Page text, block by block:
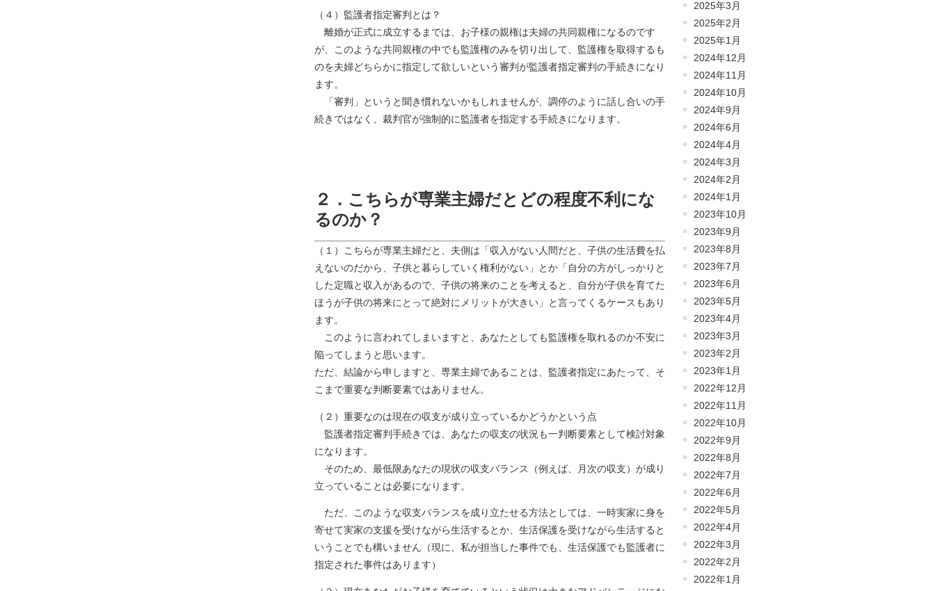
（４）監護者指定審判とは？
離婚が正式に成立するまでは、お子様の親権は夫婦の共同親権になるのです
が、このような共同親権の中でも監護権のみを切り出して、監護権を取得するも
のを夫婦どちらかに指定して欲しいという審判が監護者指定審判の手続きになり
ます。
「審判」というと聞き慣れないかもしれませんが、調停のように話し合いの手
続きではなく、裁判官が強制的に監護者を指定する手続きになります。
２．こちらが専業主婦だとどの程度不利にな
るのか？
（１）こちらが専業主婦だと、夫側は「収入がない人間だと、子供の生活費を払
えないのだから、子供と暮らしていく権利がない」とか「自分の方がしっかりと
した定職と収入があるので、子供の将来のことを考えると、自分が子供を育てた
ほうが子供の将来にとって絶対にメリットが大きい」と言ってくるケースもあり
ます。
このように言われてしまいますと、あなたとしても監護権を取れるのか不安に
陥ってしまうと思います。
ただ、結論から申しますと、専業主婦であることは、監護者指定にあたって、そ
こまで重要な判断要素ではありません。
（２）重要なのは現在の収支が成り立っているかどうかという点
監護者指定審判手続きでは、あなたの収支の状況も一判断要素として検討対象
になります。
そのため、最低限あなたの現状の収支バランス（例えば、月次の収支）が成り
立っていることは必要になります。
ただ、このような収支バランスを成り立たせる方法としては、一時実家に身を
寄せて実家の支援を受けながら生活するとか、生活保護を受けながら生活すると
いうことでも構いません（現に、私が担当した事件でも、生活保護でも監護者に
指定された事件はあります）
2025年3月
2025年2月
2025年1月
2024年12月
2024年11月
2024年10月
2024年9月
2024年6月
2024年4月
2024年3月
2024年2月
2024年1月
2023年10月
2023年9月
2023年8月
2023年7月
2023年6月
2023年5月
2023年4月
2023年3月
2023年2月
2023年1月
2022年12月
2022年11月
2022年10月
2022年9月
2022年8月
2022年7月
2022年6月
2022年5月
2022年4月
2022年3月
2022年2月
2022年1月